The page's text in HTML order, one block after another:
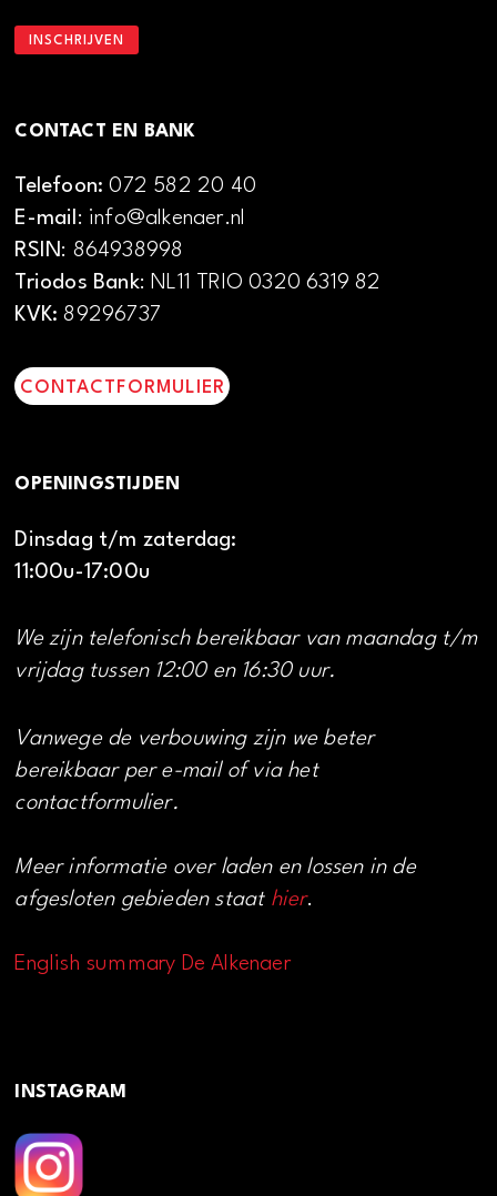
CONTACT EN BANK
Telefoon:072 582 20 40
E-mail: info@alkenaer.nl
RSIN: 864938998
Triodos Bank: NL11 TRIO 0320 6319 82
KVK: 89296737
CONTACTFORMULIER
OPENINGSTIJDEN
Dinsdag t/m zaterdag:
11:00u-17:00u
We zijn telefonisch bereikbaar van maandag t/m
vrijdag tussen 12:00 en 16:30 uur.
Vanwege de verbouwing zijn we beter
bereikbaar per e-mail of via het
contactformulier.
Meer informatie over laden en lossen in de
afgesloten gebieden staat hier.
English summary De Alkenaer
INSTAGRAM